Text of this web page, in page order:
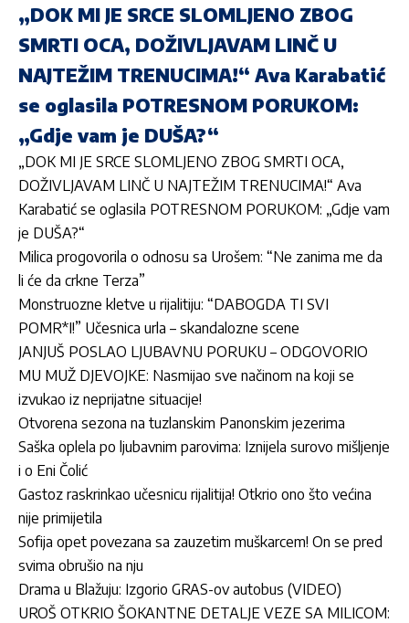
„DOK MI JE SRCE SLOMLJENO ZBOG
SMRTI OCA, DOŽIVLJAVAM LINČ U
NAJTEŽIM TRENUCIMA!“ Ava Karabatić
se oglasila POTRESNOM PORUKOM:
„Gdje vam je DUŠA?“
„DOK MI JE SRCE SLOMLJENO ZBOG SMRTI OCA,
DOŽIVLJAVAM LINČ U NAJTEŽIM TRENUCIMA!“ Ava
Karabatić se oglasila POTRESNOM PORUKOM: „Gdje vam
je DUŠA?“
Milica progovorila o odnosu sa Urošem: “Ne zanima me da
li će da crkne Terza”
Monstruozne kletve u rijalitiju: “DABOGDA TI SVI
POMR*I!” Učesnica urla – skandalozne scene
JANJUŠ POSLAO LJUBAVNU PORUKU – ODGOVORIO
MU MUŽ DJEVOJKE: Nasmijao sve načinom na koji se
izvukao iz neprijatne situacije!
Otvorena sezona na tuzlanskim Panonskim jezerima
Saška oplela po ljubavnim parovima: Iznijela surovo mišljenje
i o Eni Čolić
Gastoz raskrinkao učesnicu rijalitija! Otkrio ono što većina
nije primijetila
Sofija opet povezana sa zauzetim muškarcem! On se pred
svima obrušio na nju
Drama u Blažuju: Izgorio GRAS-ov autobus (VIDEO)
UROŠ OTKRIO ŠOKANTNE DETALJE VEZE SA MILICOM: